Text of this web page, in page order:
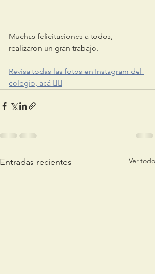
Muchas felicitaciones a todos,
realizaron un gran trabajo.
Revisa todas las fotos en Instagram del
colegio, acá 👈🏻
Entradas recientes Ver todo